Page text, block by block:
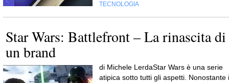
TECNOLOGIA
Star Wars: Battlefront – La rinascita di
un brand
di Michele LerdaStar Wars è una serie
atipica sotto tutti gli aspetti. Nonostante i